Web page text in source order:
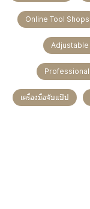
Online Tool Shops
เครื่องมือจับแป๊ป